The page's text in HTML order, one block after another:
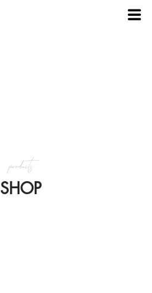
SHOP
products